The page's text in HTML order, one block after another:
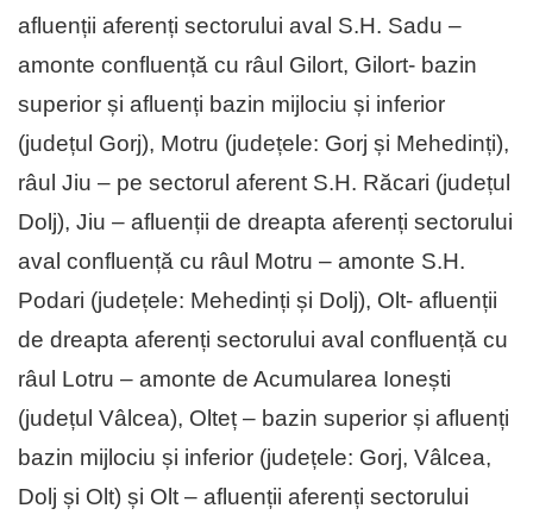
afluenții aferenți sectorului aval S.H. Sadu –
amonte confluență cu râul Gilort, Gilort- bazin
superior și afluenți bazin mijlociu și inferior
(județul Gorj), Motru (județele: Gorj și Mehedinți),
râul Jiu – pe sectorul aferent S.H. Răcari (județul
Dolj), Jiu – afluenții de dreapta aferenți sectorului
aval confluență cu râul Motru – amonte S.H.
Podari (județele: Mehedinți și Dolj), Olt- afluenții
de dreapta aferenți sectorului aval confluență cu
râul Lotru – amonte de Acumularea Ionești
(județul Vâlcea), Olteț – bazin superior și afluenți
bazin mijlociu și inferior (județele: Gorj, Vâlcea,
Dolj și Olt) și Olt – afluenții aferenți sectorului